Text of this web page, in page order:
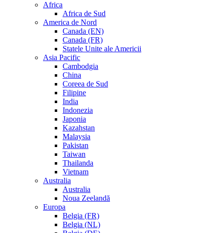
Africa
Africa de Sud
America de Nord
Canada (EN)
Canada (FR)
Statele Unite ale Americii
Asia Pacific
Cambodgia
China
Coreea de Sud
Filipine
India
Indonezia
Japonia
Kazahstan
Malaysia
Pakistan
Taiwan
Thailanda
Vietnam
Australia
Australia
Noua Zeelandă
Europa
Belgia (FR)
Belgia (NL)